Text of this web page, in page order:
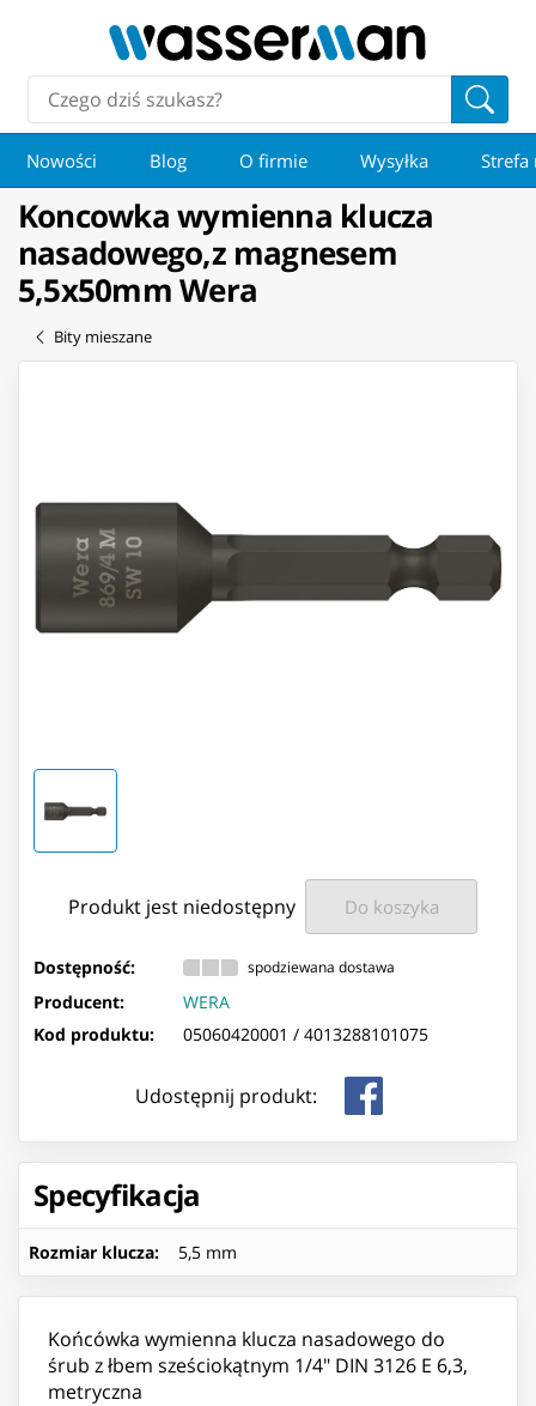
Nowości Blog O firmie Wysyłka Strefa
Koncowka wymienna klucza
nasadowego,z magnesem
5,5x50mm Wera
Bity mieszane
Produkt jest niedostępny Do koszyka
Dostępność: spodziewana dostawa
Producent:
WERA
Kod produktu:
05060420001 / 4013288101075
Udostępnij produkt:
Specyfikacja
Rozmiar klucza: 5,5 mm
Końcówka wymienna klucza nasadowego do
śrub z łbem sześciokątnym 1/4″ DIN 3126 E 6,3,
metryczna